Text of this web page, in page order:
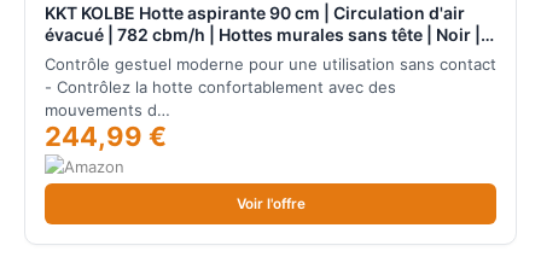
KKT KOLBE Hotte aspirante 90 cm | Circulation d'air
évacué | 782 cbm/h | Hottes murales sans tête | Noir |
Verre | Contrôle gestuel | Contrôle tactile du capteur |
Éclairage LED | TRIO9025S
Contrôle gestuel moderne pour une utilisation sans contact
- Contrôlez la hotte confortablement avec des
mouvements d…
244,99 €
Voir l'offre